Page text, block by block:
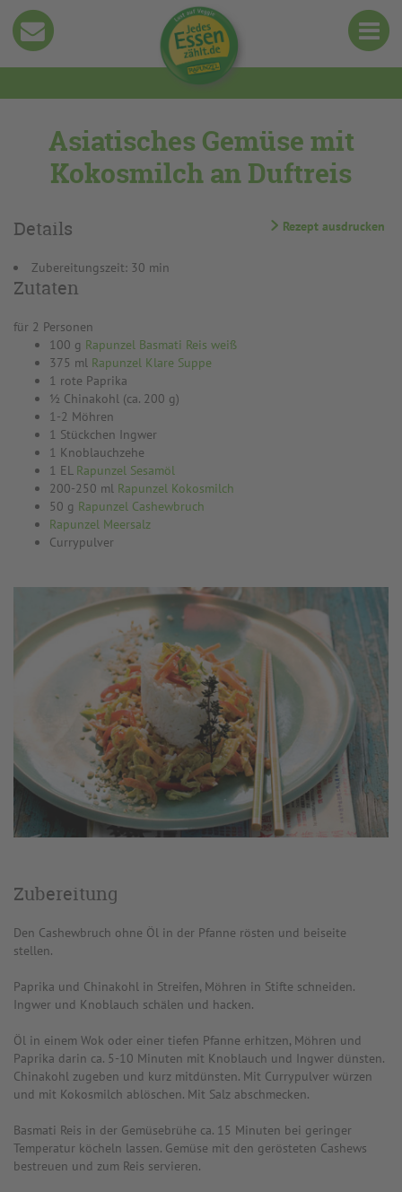
Asiatisches Gemüse mit
Kokosmilch an Duftreis
Rezept ausdrucken
Details
Zubereitungszeit: 30 min
Zutaten
für 2 Personen
100 g Rapunzel Basmati Reis weiß
375 ml Rapunzel Klare Suppe
1 rote Paprika
½ Chinakohl (ca. 200 g)
1-2 Möhren
1 Stückchen Ingwer
1 Knoblauchzehe
1 EL Rapunzel Sesamöl
200-250 ml Rapunzel Kokosmilch
50 g Rapunzel Cashewbruch
Rapunzel Meersalz
Currypulver
Zubereitung
Den Cashewbruch ohne Öl in der Pfanne rösten und beiseite
stellen.
Paprika und Chinakohl in Streifen, Möhren in Stifte schneiden.
Ingwer und Knoblauch schälen und hacken.
Öl in einem Wok oder einer tiefen Pfanne erhitzen, Möhren und
Paprika darin ca. 5-10 Minuten mit Knoblauch und Ingwer dünsten.
Chinakohl zugeben und kurz mitdünsten. Mit Currypulver würzen
und mit Kokosmilch ablöschen. Mit Salz abschmecken.
Basmati Reis in der Gemüsebrühe ca. 15 Minuten bei geringer
Temperatur köcheln lassen. Gemüse mit den gerösteten Cashews
bestreuen und zum Reis servieren.